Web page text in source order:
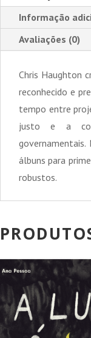
Informação
Avaliações (0)
Chris Haughton
reconhecido e
tempo entre
justo e a
álbuns para
robustos.
PROMOÇÃO!